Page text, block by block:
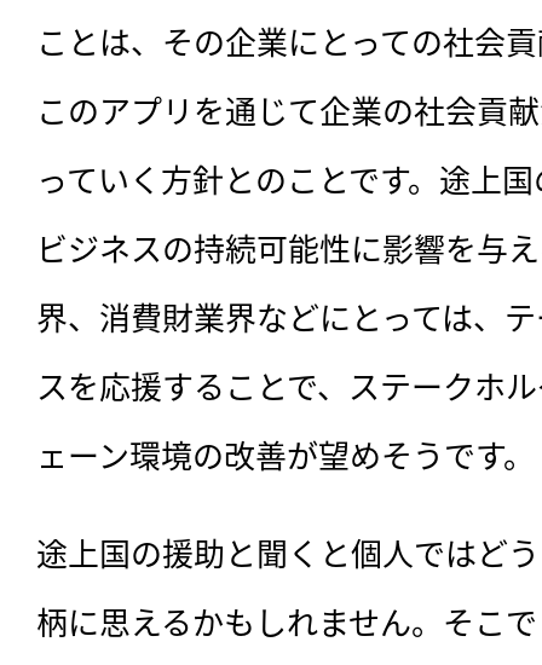
ことは、その企業にとっての社会
このアプリを通じて企業の社会貢
っていく方針とのことです。途上
ビジネスの持続可能性に影響を与
界、消費財業界などにとっては、
スを応援することで、ステークホ
ェーン環境の改善が望めそうです。
途上国の援助と聞くと個人ではど
柄に思えるかもしれません。そこ